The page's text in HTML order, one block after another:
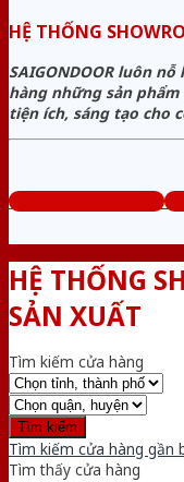
HỆ THỐNG
SAIGONDOOR luôn
hàng những sản
tiện ích, sáng tạo cho
www.cuanhuago.com
HỆ THỐNG
SẢN XUẤT
Tìm kiếm cửa hàng
Tìm kiếm cửa hàng gần
Tìm thấy cửa hàng